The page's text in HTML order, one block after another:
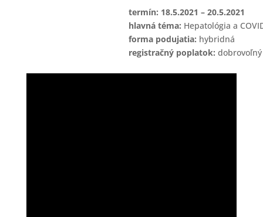
termín: 18.5.2021 – 20.5.2021
hlavná téma: Hepatológia a
forma podujatia: hybridná
registračný poplatok: dobrovoľný